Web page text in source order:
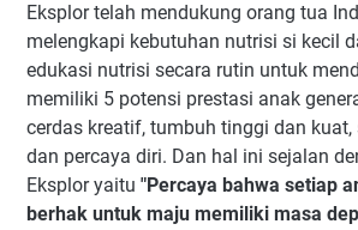
Eksplor telah mendukung orang tua
melengkapi kebutuhan nutrisi si kecil
edukasi nutrisi secara rutin untuk
memiliki 5 potensi prestasi anak
cerdas kreatif, tumbuh tinggi dan kuat,
dan percaya diri. Dan hal ini sejalan
Eksplor yaitu "Percaya bahwa setiap
berhak untuk maju memiliki masa